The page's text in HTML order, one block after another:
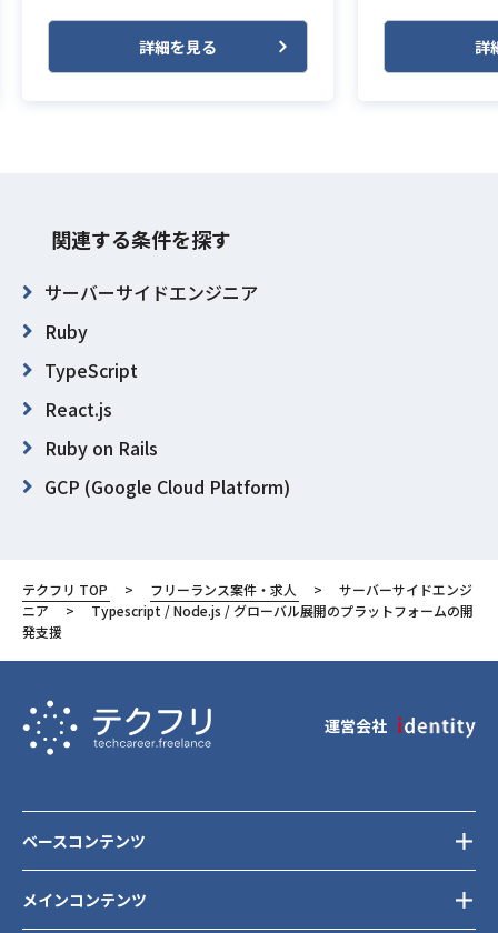
詳細を見る 詳
関連する条件を探す
サーバーサイドエンジニア
Ruby
TypeScript
React.js
Ruby on Rails
GCP (Google Cloud Platform)
渋谷区
テクフリ TOP フリーランス案件・求人
サーバーサイドエンジ
ニア
Typescript / Node.js / グローバル展開のプラットフォームの開
発支援
運営会社
メインコンテンツ
ベースコンテンツ